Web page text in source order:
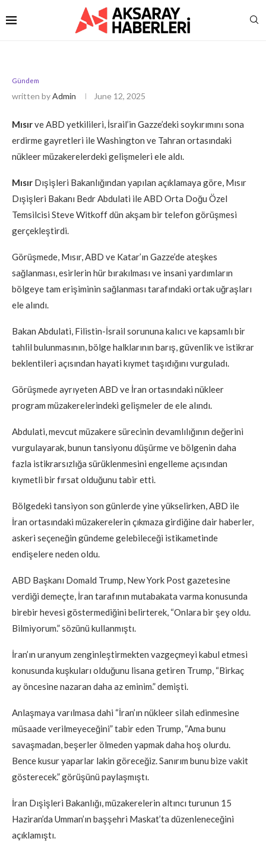
Gündem
written byAdmin June 12, 2025
Mısırve ABD yetkilileri, İsrail’in Gazze’deki soykırımını sona
erdirme gayretleri ile Washington ve Tahran ortasındaki
nükleer müzakerelerdeki gelişmeleri ele aldı.
Mısır Dışişleri Bakanlığından yapılan açıklamaya göre, Mısır
Dışişleri Bakanı Bedr Abdulati ile ABD Orta Doğu Özel
Temsilcisi Steve Witkoff dün akşam bir telefon görüşmesi
gerçekleştirdi.
Görüşmede, Mısır, ABD ve Katar’ın Gazze’de ateşkes
sağlanması, esirlerin hür bırakılması ve insani yardımların
bölgeye tam erişiminin sağlanması tarafındaki ortak uğraşları
ele alındı.
Bakan Abdulati, Filistin-İsrail sorununa kalıcı ve kapsamlı bir
tahlil bulunmasının, bölge halklarının barış, güvenlik ve istikrar
beklentileri açısından hayati kıymet taşıdığını vurguladı.
Görüşmede ayrıyeten ABD ve İran ortasındaki nükleer
program müzakerelerindeki gelişmeler de ele alındı.
Abdulati, mevcut müzakere sürecinin devamlılığının değerini
vurgulayarak, bunun tansiyonu düşürme ve bölgenin daha
fazla istikrarsızlığa sürüklenmesini engelleme açısından
kıymetli bir fırsat olduğunu tabir etti.
Bölgedeki tansiyon son günlerde yine yükselirken, ABD ile
İran ortasındaki müzakerelerin çıkmaza girdiğine dair haberler,
askeri seçeneğin gündeme gelebileceği istikametinde
endişelere neden oldu.
ABD Başkanı Domald Trump, New York Post gazetesine
verdiği demeçte, İran tarafının mutabakata varma konusunda
birebir hevesi göstermediğini belirterek, “Onlara bir şey oldu.
Bilmiyorum.” sözünü kullanmıştı.
İran’ın uranyum zenginleştirmekten vazgeçmeyi kabul etmesi
konusunda kuşkuları olduğunu lisana getiren Trump, “Birkaç
ay öncesine nazaran daha az eminim.” demişti.
Anlaşmaya varılmasa dahi “İran’ın nükleer silah edinmesine
müsaade verilmeyeceğini” tabir eden Trump, “Ama bunu
savaşmadan, beşerler ölmeden yapmak daha hoş olurdu.
Bence kusur yaparlar lakin göreceğiz. Sanırım bunu bize vakit
gösterecek.” görüşünü paylaşmıştı.
İran Dışişleri Bakanlığı, müzakerelerin altıncı turunun 15
Haziran’da Umman’ın başşehri Maskat’ta düzenleneceğini
açıklamıştı.